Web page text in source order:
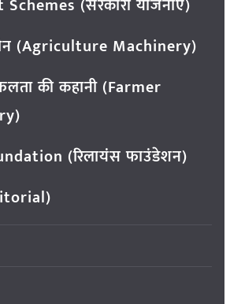
(सरकारी योजनाएं)
(Agriculture Machinery)
की कहानी (Farmer
(रिलायंस फाउंडेशन)